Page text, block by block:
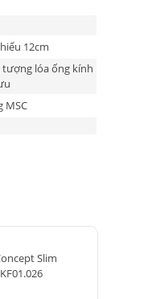
12cm
tượng lóa ống kính
MSC
Slim